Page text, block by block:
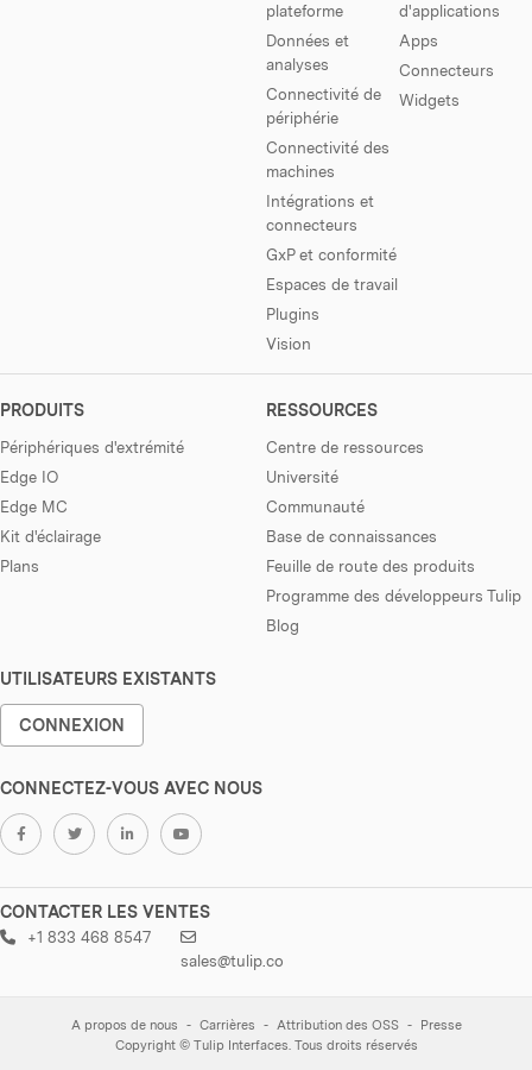
plateforme
Données et
analyses
Connectivité de
périphérie
Connectivité des
machines
Intégrations et
connecteurs
GxP et conformité
Espaces de travail
Plugins
Vision
d'applications
Apps
Connecteurs
Widgets
PRODUITS
Périphériques d'extrémité
Edge IO
Edge MC
Kit d'éclairage
Plans
RESSOURCES
Centre de ressources
Université
Communauté
Base de connaissances
Feuille de route des produits
Programme des développeurs Tulip
Blog
UTILISATEURS EXISTANTS
CONNEXION
CONNECTEZ-VOUS AVEC NOUS
CONTACTER LES VENTES
+1 833 468 8547
sales@tulip.co
A propos de nous Carrières Attribution des OSS
Presse
Copyright © Tulip Interfaces. Tous droits réservés